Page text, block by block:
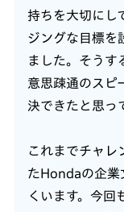
持ちを大切にし
ジングな目標を
ました。そうす
意思疎通のスピ
決できたと思っ
これまでチャレ
たHondaの企業
くいます。今回